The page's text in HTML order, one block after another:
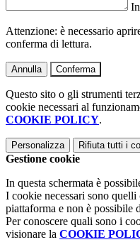
Attenzione: è necessario
conferma di lettura.
Annulla Conferma
Questo sito o gli strumenti
cookie necessari al
COOKIE POLICY.
Personalizza Rifiuta tutti i
Gestione cookie
In questa schermata è
I cookie necessari sono
piattaforma e non è possibile
Per conoscere quali sono i
visionare la COOKIE